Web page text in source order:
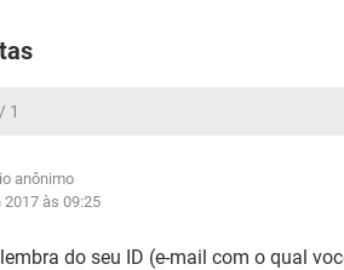
1
anônimo
2017 às 09:25
do seu ID (e-mail com o qual